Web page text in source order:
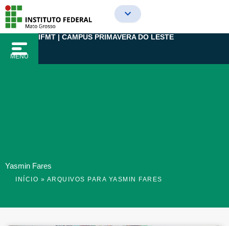
para
conteúdo
MENU
IFMT | CAMPUS PRIMAVERA DO LESTE
Yasmin Fares
INÍCIO » ARQUIVOS PARA YASMIN FARES